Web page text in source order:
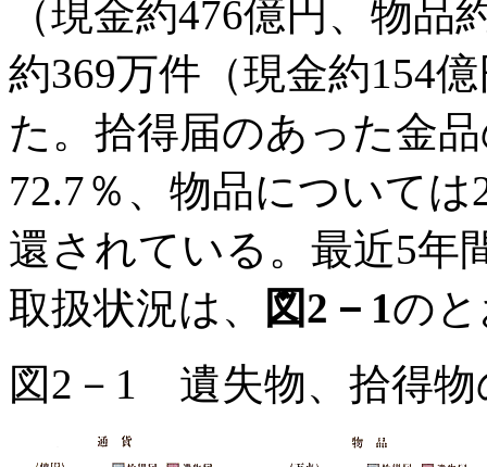
（現金約476億円、物
約369万件（現金約154
た。拾得届のあった金
72.7％、物品について
還されている。最近5年
取扱状況は、
図2－1の
図2－1 遺失物、拾得物